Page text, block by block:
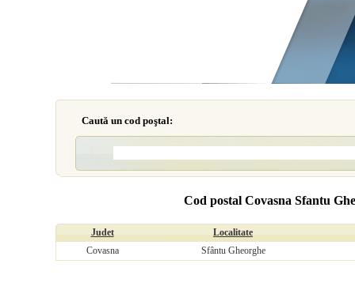
Caută un cod poştal:
Cod postal Covasna Sfantu
Judet
Localitate
Covasna
Sfântu Gheorghe